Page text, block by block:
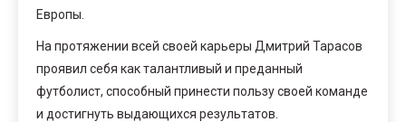
Европы.
На протяжении всей своей карьеры Дмитрий Тарасов
проявил себя как талантливый и преданный
футболист, способный принести пользу своей команде
и достигнуть выдающихся результатов.